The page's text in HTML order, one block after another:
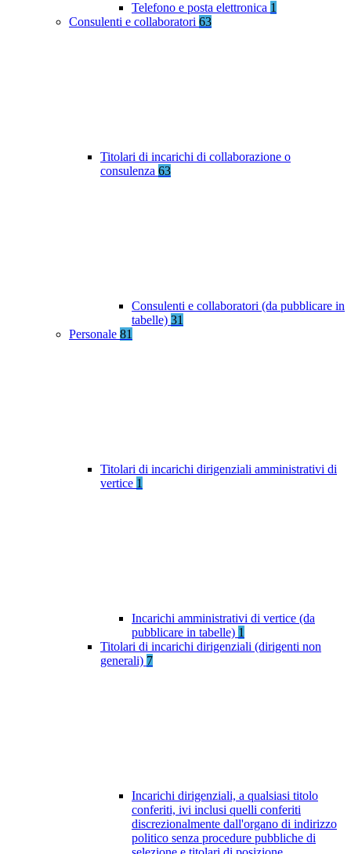
Telefono e posta elettronica 1
Consulenti e collaboratori 63
Titolari di incarichi di collaborazione o
consulenza 63
Consulenti e collaboratori (da pubblicare in
tabelle) 31
Personale 81
Titolari di incarichi dirigenziali amministrativi di
vertice 1
Incarichi amministrativi di vertice (da
pubblicare in tabelle) 1
Titolari di incarichi dirigenziali (dirigenti non
generali) 7
Incarichi dirigenziali, a qualsiasi titolo
conferiti, ivi inclusi quelli conferiti
discrezionalmente dall'organo di indirizzo
politico senza procedure pubbliche di